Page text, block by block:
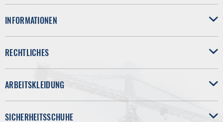
INFORMATIONEN
RECHTLICHES
ARBEITSKLEIDUNG
SICHERHEITSSCHUHE